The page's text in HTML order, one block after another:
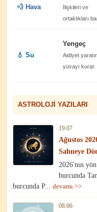
💨 Hava
İlişkileri ve
ortaklıkları
💧 Su
Yengeç
Aidiyet yaratır,
yuvayı kurar.
ASTROLOJI YAZILARI
19.07
Ağustos
Sahneye
2026'nın
burcunda
burcunda P... devamı >>
08.06